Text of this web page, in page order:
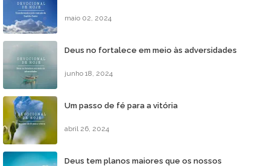
maio 02, 2024
Deus no fortalece em meio às adversidades
junho 18, 2024
Um passo de fé para a vitória
abril 26, 2024
Deus tem planos maiores que os nossos